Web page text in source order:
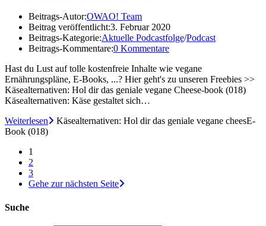
Beitrags-Autor:OWAO! Team
Beitrag veröffentlicht:3. Februar 2020
Beitrags-Kategorie:Aktuelle Podcastfolge/Podcast
Beitrags-Kommentare:0 Kommentare
Hast du Lust auf tolle kostenfreie Inhalte wie vegane
Ernährungspläne, E-Books, ...? Hier geht's zu unseren Freebies >>
Käsealternativen: Hol dir das geniale vegane Cheese-book (018)
Käsealternativen: Käse gestaltet sich…
Weiterlesen
Käsealternativen: Hol dir das geniale vegane cheesE-
Book (018)
1
2
3
Gehe zur nächsten Seite
Suche